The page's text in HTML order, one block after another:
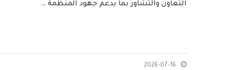
التعاون والتشاور بما يدعم جهود المنظمة …
2026-07-16